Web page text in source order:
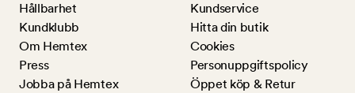
Hållbarhet
Kundklubb
Om Hemtex
Press
Jobba på Hemtex
Kundservice
Hitta din butik
Cookies
Personuppgiftspolicy
Öppet köp & Retur